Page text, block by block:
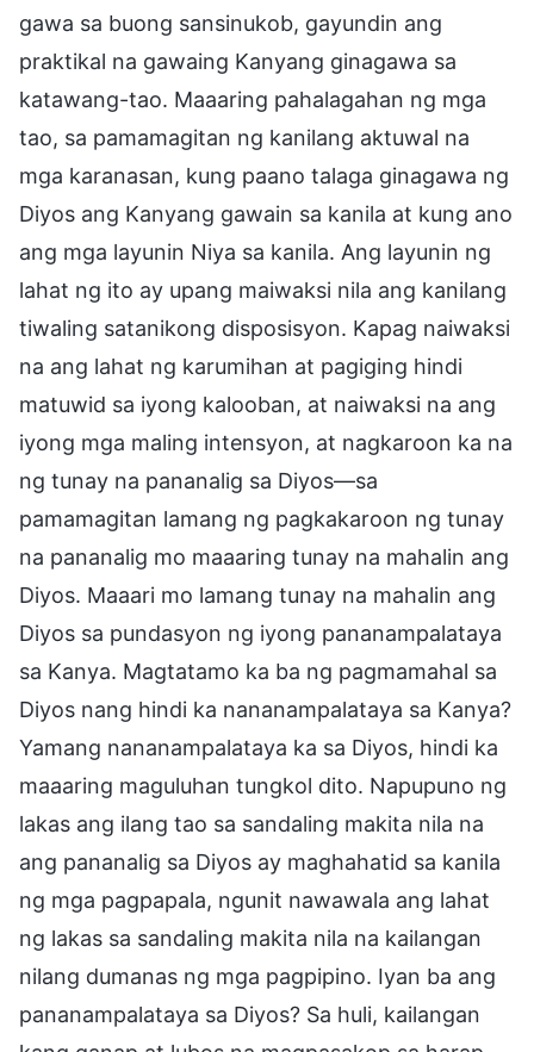
gawa sa buong sansinukob, gayundin ang
praktikal na gawaing Kanyang ginagawa sa
katawang-tao. Maaaring pahalagahan ng mga
tao, sa pamamagitan ng kanilang aktuwal na
mga karanasan, kung paano talaga ginagawa ng
Diyos ang Kanyang gawain sa kanila at kung ano
ang mga layunin Niya sa kanila. Ang layunin ng
lahat ng ito ay upang maiwaksi nila ang kanilang
tiwaling satanikong disposisyon. Kapag naiwaksi
na ang lahat ng karumihan at pagiging hindi
matuwid sa iyong kalooban, at naiwaksi na ang
iyong mga maling intensyon, at nagkaroon ka na
ng tunay na pananalig sa Diyos—sa
pamamagitan lamang ng pagkakaroon ng tunay
na pananalig mo maaaring tunay na mahalin ang
Diyos. Maaari mo lamang tunay na mahalin ang
Diyos sa pundasyon ng iyong pananampalataya
sa Kanya. Magtatamo ka ba ng pagmamahal sa
Diyos nang hindi ka nananampalataya sa Kanya?
Yamang nananampalataya ka sa Diyos, hindi ka
maaaring maguluhan tungkol dito. Napupuno ng
lakas ang ilang tao sa sandaling makita nila na
ang pananalig sa Diyos ay maghahatid sa kanila
ng mga pagpapala, ngunit nawawala ang lahat
ng lakas sa sandaling makita nila na kailangan
nilang dumanas ng mga pagpipino. Iyan ba ang
pananampalataya sa Diyos? Sa huli, kailangan